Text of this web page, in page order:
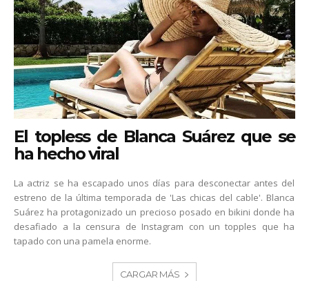
El topless de Blanca Suárez que se
ha hecho viral
La actriz se ha escapado unos días para desconectar antes del
estreno de la última temporada de 'Las chicas del cable'. Blanca
Suárez ha protagonizado un precioso posado en bikini donde ha
desafiado a la censura de Instagram con un topples que ha
tapado con una pamela enorme.
CARGAR MÁS